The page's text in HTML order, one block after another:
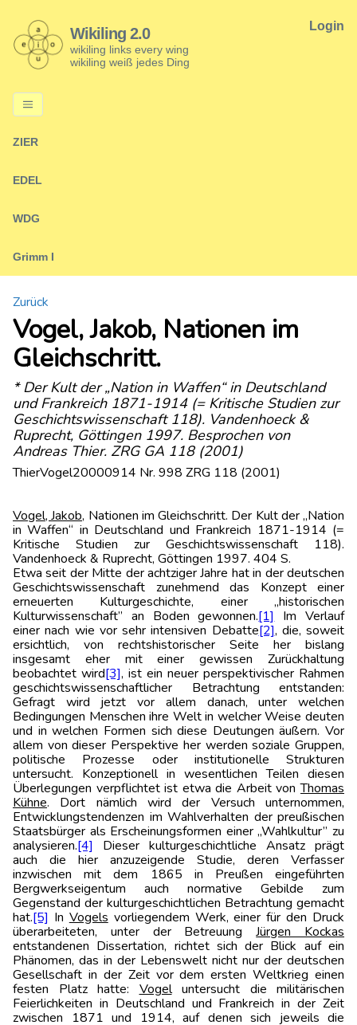
Wikiling 2.0
wikiling links every wing
wikiling weiß jedes Ding
Login
ZIER
EDEL
WDG
Grimm I
Zurück
Vogel, Jakob, Nationen im
Gleichschritt.
* Der Kult der „Nation in Waffen“ in Deutschland
und Frankreich 1871-1914 (= Kritische Studien zur
Geschichtswissenschaft 118). Vandenhoeck &
Ruprecht, Göttingen 1997. Besprochen von
Andreas Thier. ZRG GA 118 (2001)
ThierVogel20000914 Nr. 998 ZRG 118 (2001)
Vogel, Jakob, Nationen im Gleichschritt. Der Kult der „Nation
in Waffen“ in Deutschland und Frankreich 1871-1914 (=
Kritische Studien zur Geschichtswissenschaft 118).
Vandenhoeck & Ruprecht, Göttingen 1997. 404 S.
Etwa seit der Mitte der achtziger Jahre hat in der deutschen
Geschichtswissenschaft zunehmend das Konzept einer
erneuerten Kulturgeschichte, einer „historischen
Kulturwissenschaft” an Boden gewonnen.[1]
Im Verlauf
einer nach wie vor sehr intensiven Debatte[2], die, soweit
ersichtlich, von rechtshistorischer Seite her bislang
insgesamt eher mit einer gewissen Zurückhaltung
beobachtet wird[3], ist ein neuer perspektivischer Rahmen
geschichtswissenschaftlicher Betrachtung entstanden:
Gefragt wird jetzt vor allem danach, unter welchen
Bedingungen Menschen ihre Welt in welcher Weise deuten
und in welchen Formen sich diese Deutungen äußern. Vor
allem von dieser Perspektive her werden soziale Gruppen,
politische Prozesse oder institutionelle Strukturen
untersucht. Konzeptionell in wesentlichen Teilen diesen
Überlegungen verpflichtet ist etwa die Arbeit vonThomas
Kühne. Dort nämlich wird der Versuch unternommen,
Entwicklungstendenzen im Wahlverhalten der preußischen
Staatsbürger als Erscheinungsformen einer „Wahlkultur” zu
analysieren.[4] Dieser kulturgeschichtliche Ansatz prägt
auch die hier anzuzeigende Studie, deren Verfasser
inzwischen mit dem 1865 in Preußen eingeführten
Bergwerkseigentum auch normative Gebilde zum
Gegenstand der kulturgeschichtlichen Betrachtung gemacht
hat.[5] In Vogels vorliegendem Werk, einer für den Druck
überarbeiteten, unter der BetreuungJürgen Kockas
entstandenen Dissertation, richtet sich der Blick auf ein
Phänomen, das in der Lebenswelt nicht nur der deutschen
Gesellschaft in der Zeit vor dem ersten Weltkrieg einen
festen Platz hatte: Vogeluntersucht die militärischen
Feierlichkeiten in Deutschland und Frankreich in der Zeit
zwischen 1871 und 1914, auf denen sich jeweils die